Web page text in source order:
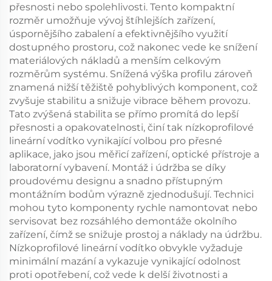
přesnosti nebo spolehlivosti. Tento kompaktní
rozměr umožňuje vývoj štíhlejších zařízení,
úspornějšího zabalení a efektivnějšího využití
dostupného prostoru, což nakonec vede ke snížení
materiálových nákladů a menším celkovým
rozměrům systému. Snížená výška profilu zároveň
znamená nižší těžiště pohyblivých komponent, což
zvyšuje stabilitu a snižuje vibrace během provozu.
Tato zvýšená stabilita se přímo promítá do lepší
přesnosti a opakovatelnosti, činí tak nízkoprofilové
lineární vodítko vynikající volbou pro přesné
aplikace, jako jsou měřicí zařízení, optické přístroje a
laboratorní vybavení. Montáž i údržba se díky
proudovému designu a snadno přístupným
montážním bodům výrazně zjednodušují. Technici
mohou tyto komponenty rychle namontovat nebo
servisovat bez rozsáhlého demontáže okolního
zařízení, čímž se snižuje prostoj a náklady na údržbu.
Nízkoprofilové lineární vodítko obvykle vyžaduje
minimální mazání a vykazuje vynikající odolnost
proti opotřebení, což vede k delší životnosti a